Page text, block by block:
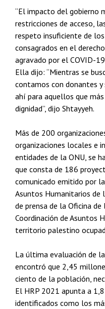
“El impacto del gobierno
restricciones de acceso,
respeto insuficiente de
consagrados en el
agravado por el COVID-
Ella dijo: “Mientras se
contamos con donantes y
ahí para aquellos que
dignidad”, dijo Shtayyeh.
Más de 200
organizaciones locales e
entidades de la ONU, se
que consta de 186
comunicado emitido por
Asuntos Humanitarios de
de prensa de la Oficina
Coordinación de Asuntos
territorio palestino
La última evaluación de
encontró que 2,45
ciento de la población,
El HRP 2021 apunta a
identificados como los